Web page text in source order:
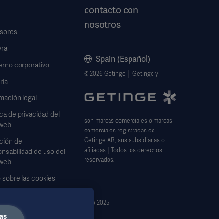
JM ed. Mechanical Ventilation, 4th ed. St
corporativo
legal
de privacidad del
de
de uso del
sobre las cookies
contacto con
nosotros
Spain (Español)
© 2026 Getinge │ Getinge y
son marcas comerciales o marcas
comerciales registradas de
Getinge AB, sus subsidiarias o
afiliadas │Todos los derechos
reservados.
julio 2025